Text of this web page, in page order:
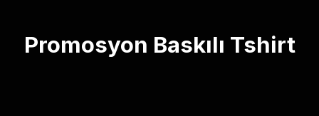
Promosyon Baskılı Tshirt